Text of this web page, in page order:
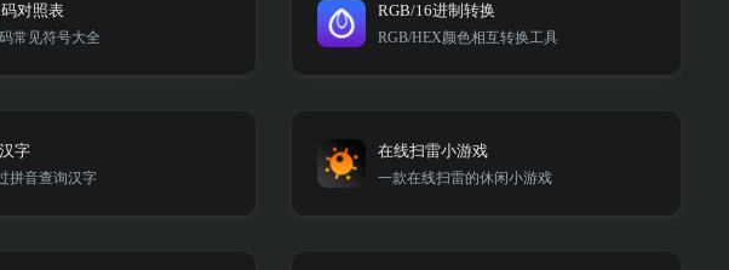
对照表
常见符号大全
RGB/16进制转换
RGB/HEX颜色相互转换工具
字
拼音查询汉字
在线扫雷小游戏
一款在线扫雷的休闲小游戏